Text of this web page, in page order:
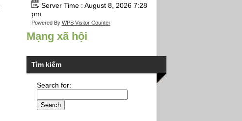
Server Time : August 8, 2026 7:28
pm
Powered By WPS Visitor Counter
Mạng xã hội
Tìm kiếm
Search for: